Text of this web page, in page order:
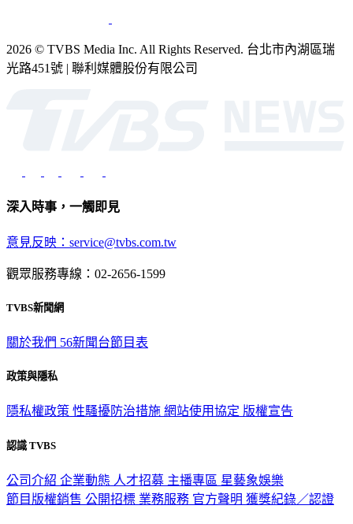
2026 © TVBS Media Inc. All Rights Reserved. 台北市內湖區瑞
光路451號 | 聯利媒體股份有限公司
深入時事，一觸即見
意見反映：service@tvbs.com.tw
觀眾服務專線：02-2656-1599
TVBS新聞網
關於我們 56新聞台節目表
政策與隱私
隱私權政策 性騷擾防治措施 網站使用協定 版權宣告
認識 TVBS
公司介紹 企業動態 人才招募 主播專區 星藝象娛樂
節目版權銷售 公開招標 業務服務 官方聲明 獲獎紀錄／認證